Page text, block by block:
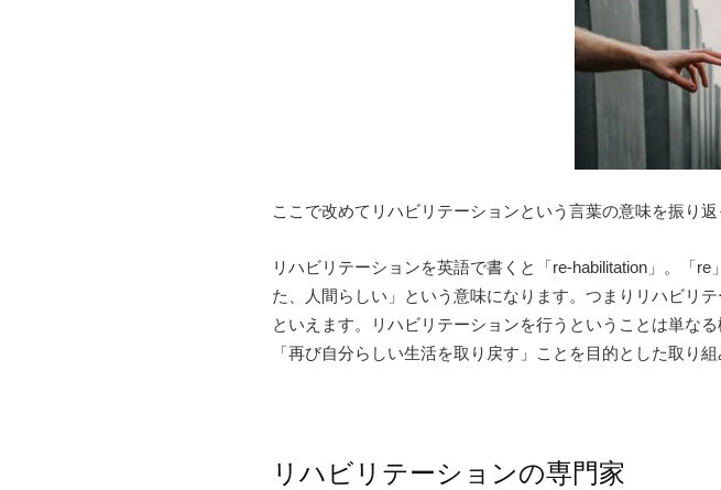
ここで改めてリハビリテーションという言葉の意味を振り返
リハビリテーションを英語で書くと「re-habilitation」。「
た、人間らしい」という意味になります。つまりリハビリ
といえます。リハビリテーションを行うということは単な
「再び自分らしい生活を取り戻す」ことを目的とした取り
リハビリテーションの専門家